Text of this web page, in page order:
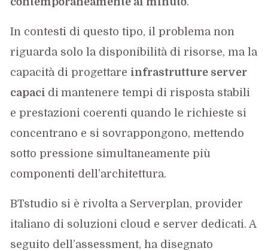
In contesti di questo tipo, il problema non
riguarda solo la disponibilità di risorse, ma la
capacità di progettare infrastrutture server
capaci di mantenere tempi di risposta stabili
e prestazioni coerenti quando le richieste si
concentrano e si sovrappongono, mettendo
sotto pressione simultaneamente più
componenti dell’architettura.
BTstudio si è rivolta a Serverplan, provider
italiano di soluzioni cloud e server dedicati. A
seguito dell’assessment, ha disegnato